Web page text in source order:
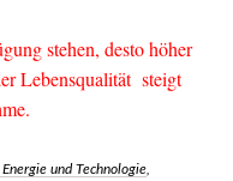
stehen, desto höher
Lebensqualität steigt
und Technologie,